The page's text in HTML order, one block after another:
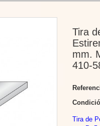
Tira
mm.
410-
Tira de